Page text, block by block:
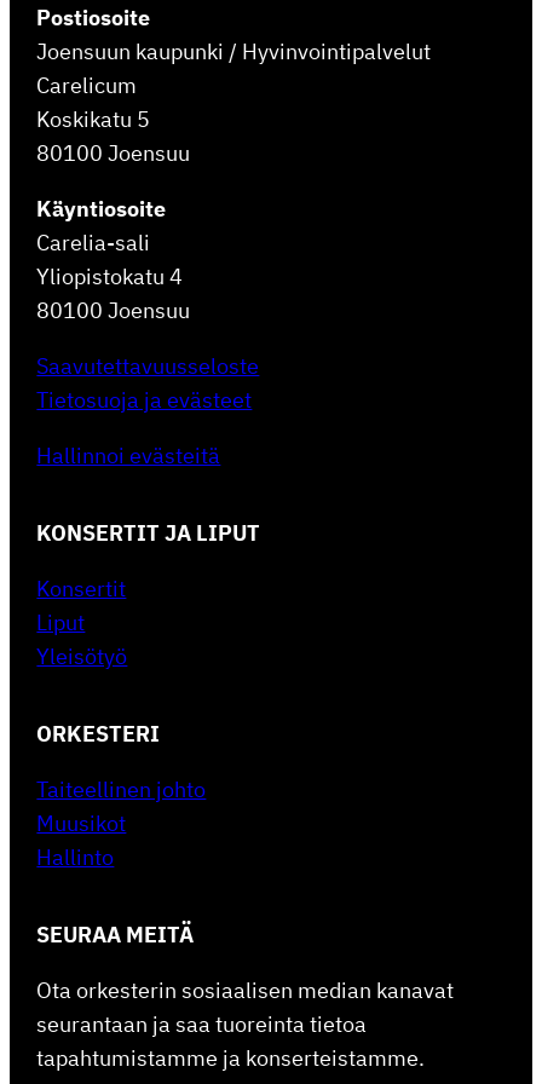
Postiosoite
Joensuun kaupunki / Hyvinvointipalvelut
Carelicum
Koskikatu 5
80100 Joensuu
Käyntiosoite
Carelia-sali
Yliopistokatu 4
80100 Joensuu
Saavutettavuusseloste
Tietosuoja ja evästeet
Hallinnoi evästeitä
KONSERTIT JA LIPUT
Konsertit
Liput
Yleisötyö
ORKESTERI
Taiteellinen johto
Muusikot
Hallinto
SEURAA MEITÄ
Ota orkesterin sosiaalisen median kanavat
seurantaan ja saa tuoreinta tietoa
tapahtumistamme ja konserteistamme.